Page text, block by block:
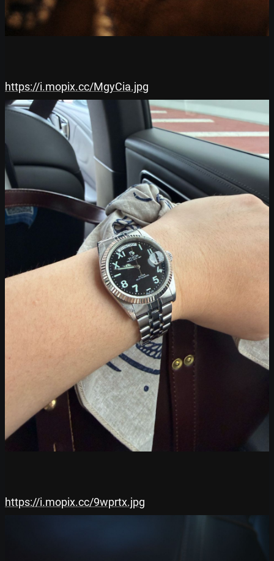
https://i.mopix.cc/MgyCia.jpg
https://i.mopix.cc/9wprtx.jpg